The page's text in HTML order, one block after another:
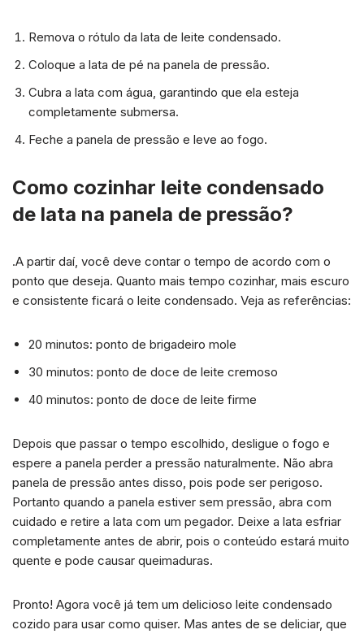
Remova o rótulo da lata de leite condensado.
Coloque a lata de pé na panela de pressão.
Cubra a lata com água, garantindo que ela esteja
completamente submersa.
Feche a panela de pressão e leve ao fogo.
Como cozinhar leite condensado
de lata na panela de pressão?
.A partir daí, você deve contar o tempo de acordo com o
ponto que deseja. Quanto mais tempo cozinhar, mais escuro
e consistente ficará o leite condensado. Veja as referências:
20 minutos: ponto de brigadeiro mole
30 minutos: ponto de doce de leite cremoso
40 minutos: ponto de doce de leite firme
Depois que passar o tempo escolhido, desligue o fogo e
espere a panela perder a pressão naturalmente. Não abra
panela de pressão antes disso, pois pode ser perigoso.
Portanto quando a panela estiver sem pressão, abra com
cuidado e retire a lata com um pegador. Deixe a lata esfriar
completamente antes de abrir, pois o conteúdo estará muito
quente e pode causar queimaduras.
Pronto! Agora você já tem um delicioso leite condensado
cozido para usar como quiser. Mas antes de se deliciar, que